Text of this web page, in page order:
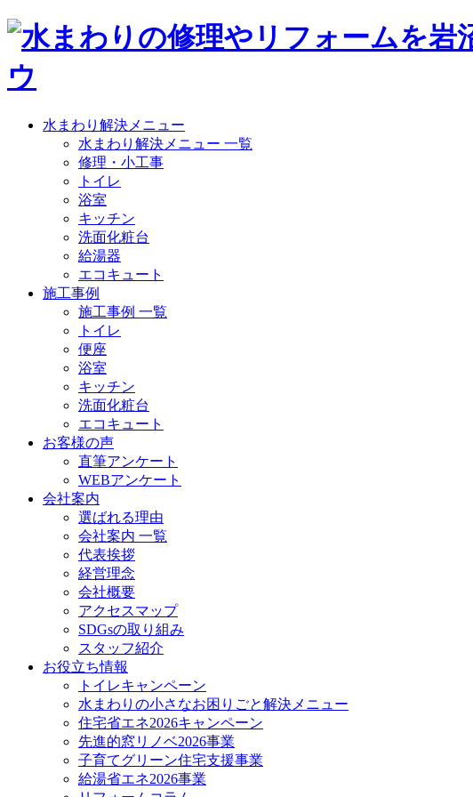
水まわり解決メニュー
水まわり解決メニュー 一覧
修理・小工事
トイレ
浴室
キッチン
洗面化粧台
給湯器
エコキュート
施工事例
施工事例 一覧
トイレ
便座
浴室
キッチン
洗面化粧台
エコキュート
お客様の声
直筆アンケート
WEBアンケート
会社案内
選ばれる理由
会社案内 一覧
代表挨拶
経営理念
会社概要
アクセスマップ
SDGsの取り組み
スタッフ紹介
お役立ち情報
トイレキャンペーン
水まわりの小さなお困りごと解決メニュー
住宅省エネ2026キャンペーン
先進的窓リノベ2026事業
子育てグリーン住宅支援事業
給湯省エネ2026事業